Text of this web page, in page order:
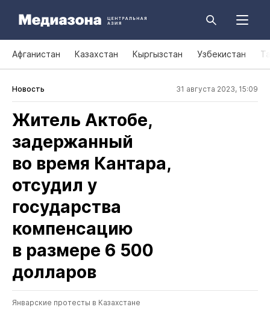
Афганистан Казахстан Кыргызстан Узбекистан
Новость 31 августа 2023, 15:09
Житель Актобе,
задержанный
во время Кантара,
отсудил у
государства
компенсацию
в размере 6 500
долларов
Январские протесты в Казахстане